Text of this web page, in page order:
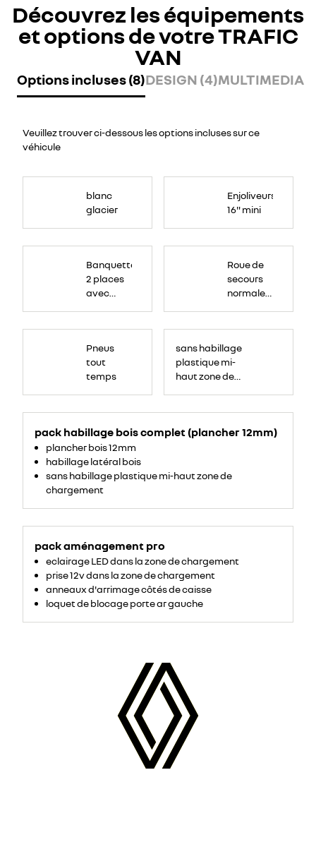
Découvrez les équipements
et options de votre TRAFIC
VAN
Options incluses (8)DESIGN (4)MULTIMEDIA
Veuillez trouver ci-dessous les options incluses sur ce
véhicule
blanc
glacier
Enjoliveurs
16" mini
rangement
ordinateur
sous
Banquette
2 places
avec
tablette
écritoire
et assise
Roue de
secours
normale
Pneus
tout
temps
pack habillage bois complet (plancher 12mm)
plancher bois 12mm
habillage latéral bois
sans habillage plastique mi-haut zone de
chargement
pack aménagement pro
eclairage LED dans la zone de chargement
prise 12v dans la zone de chargement
anneaux d'arrimage côtés de caisse
loquet de blocage porte ar gauche
sans habillage
plastique mi-
haut zone de